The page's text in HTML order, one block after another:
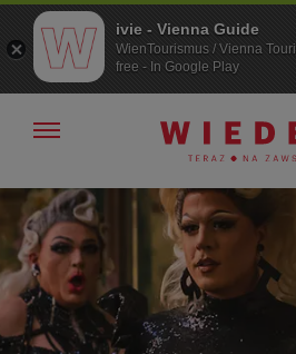
Przejdź
do
nawigacji
Przejdź
do
treści
Pokaż/ukryj
ivie - Vienna Guide
WienTourismus / Vienna
free - In Google Play